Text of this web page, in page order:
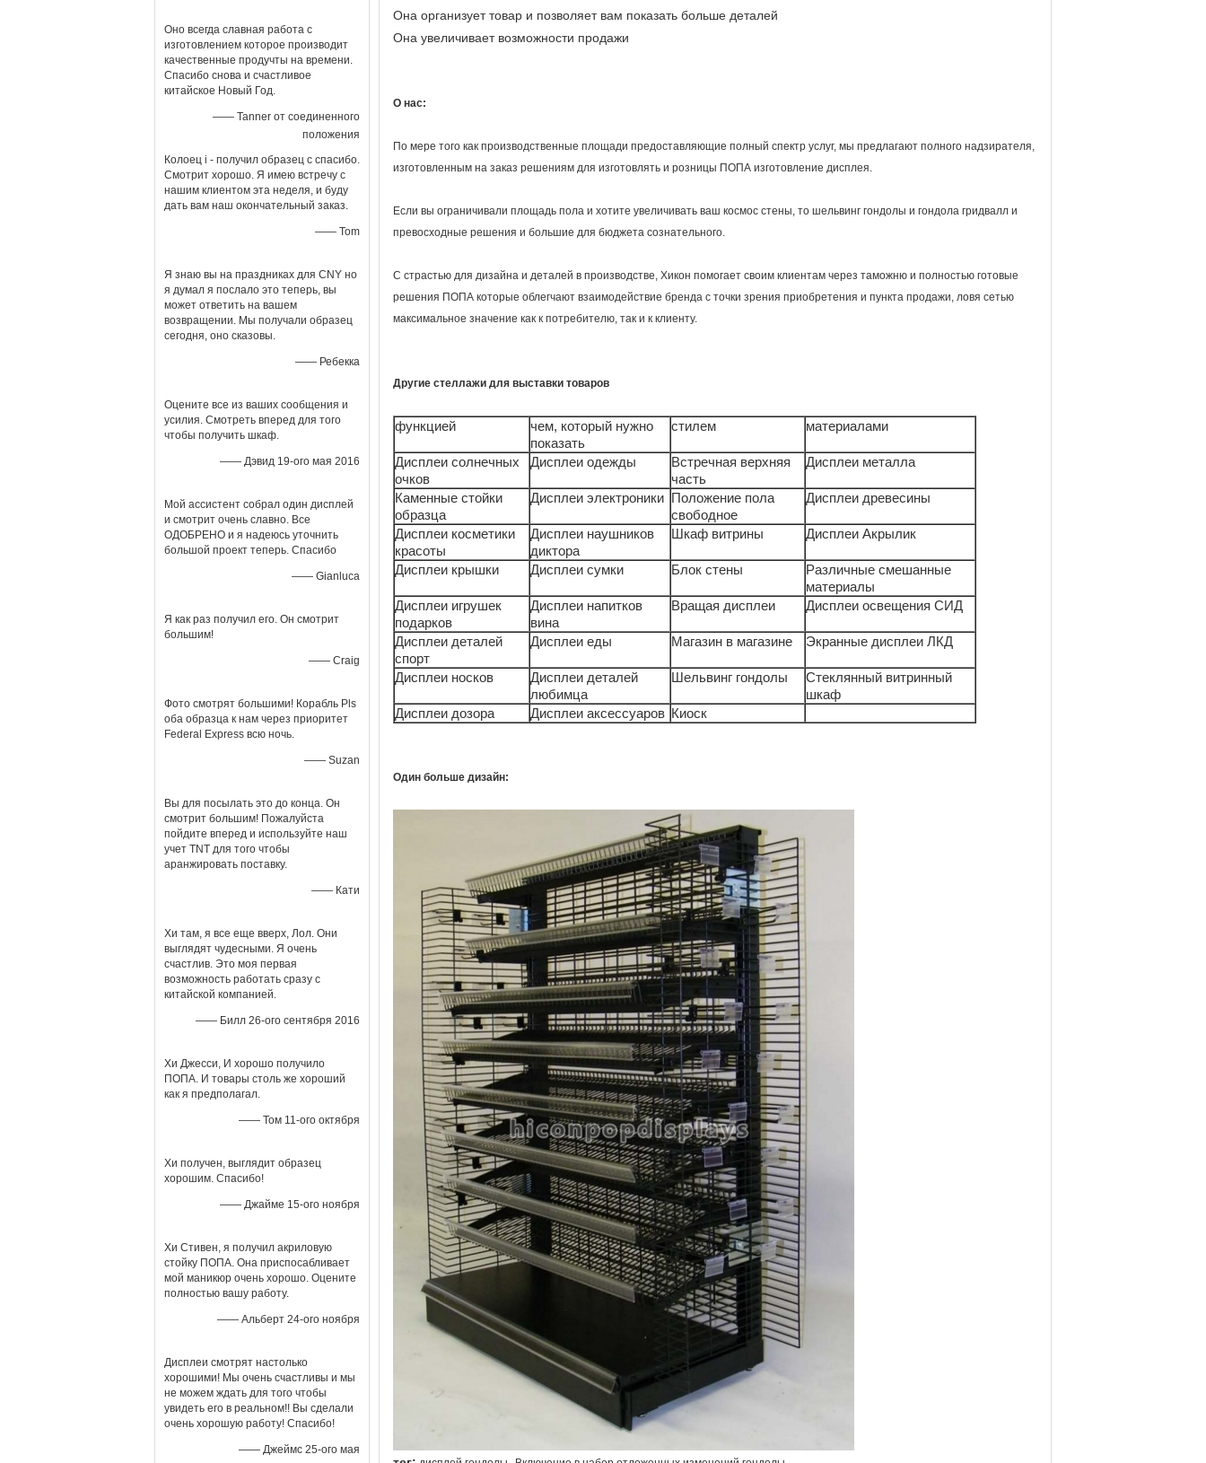
Оно всегда славная работа с
изготовлением которое производит
качественные продучты на времени.
Спасибо снова и счастливое
китайское Новый Год.
—— Tanner от соединенного
положения
Колоец i - получил образец с спасибо.
Смотрит хорошо. Я имею встречу с
нашим клиентом эта неделя, и буду
дать вам наш окончательный заказ.
—— Tom
Я знаю вы на праздниках для CNY но
я думал я послало это теперь, вы
может ответить на вашем
возвращении. Мы получали образец
сегодня, оно сказовы.
—— Ребекка
Оцените все из ваших сообщения и
усилия. Смотреть вперед для того
чтобы получить шкаф.
—— Дэвид 19-ого мая 2016
Мой ассистент собрал один дисплей
и смотрит очень славно. Все
ОДОБРЕНО и я надеюсь уточнить
большой проект теперь. Спасибо
—— Gianluca
Я как раз получил его. Он смотрит
большим!
—— Craig
Фото смотрят большими! Корабль Pls
оба образца к нам через приоритет
Federal Express всю ночь.
—— Suzan
Вы для посылать это до конца. Он
смотрит большим! Пожалуйста
пойдите вперед и используйте наш
учет TNT для того чтобы
аранжировать поставку.
—— Кати
Хи там, я все еще вверх, Лол. Они
выглядят чудесными. Я очень
счастлив. Это моя первая
возможность работать сразу с
китайской компанией.
—— Билл 26-ого сентября 2016
Хи Джесси, И хорошо получило
ПОПА. И товары столь же хороший
как я предполагал.
—— Том 11-ого октября
Хи получен, выглядит образец
хорошим. Спасибо!
—— Джайме 15-ого ноября
Хи Стивен, я получил акриловую
стойку ПОПА. Она приспосабливает
мой маникюр очень хорошо. Оцените
полностью вашу работу.
—— Альберт 24-ого ноября
Дисплеи смотрят настолько
хорошими! Мы очень счастливы и мы
не можем ждать для того чтобы
увидеть его в реальном!! Вы сделали
очень хорошую работу! Спасибо!
—— Джеймс 25-ого мая
Она организует товар и позволяет вам показать больше деталей
Она увеличивает возможности продажи
О нас:
По мере того как производственные площади предоставляющие полный спектр услуг, мы предлагают полного надзирателя,
изготовленным на заказ решениям для изготовлять и розницы ПОПА изготовление дисплея.
Если вы ограничивали площадь пола и хотите увеличивать ваш космос стены, то шельвинг гондолы и гондола гридвалл и
превосходные решения и большие для бюджета сознательного.
С страстью для дизайна и деталей в производстве, Хикон помогает своим клиентам через таможню и полностью готовые
решения ПОПА которые облегчают взаимодействие бренда с точки зрения приобретения и пункта продажи, ловя сетью
максимальное значение как к потребителю, так и к клиенту.
Другие стеллажи для выставки товаров
функцией
чем, который нужно
показать
стилем материалами
Дисплеи солнечных
очков
Дисплеи одежды
Встречная верхняя
часть
Дисплеи металла
Каменные стойки
образца
Дисплеи электроники Положение пола
свободное
Дисплеи древесины
Дисплеи косметики
красоты
Дисплеи наушников
диктора
Шкаф витрины Дисплеи Акрылик
Дисплеи крышки Дисплеи сумки Блок стены
Различные смешанные
материалы
Дисплеи игрушек
подарков
Дисплеи напитков
вина
Вращая дисплеи Дисплеи освещения СИД
Дисплеи деталей
спорт
Дисплеи еды Магазин в магазине Экранные дисплеи ЛКД
Дисплеи носков
Дисплеи деталей
любимца
Шельвинг гондолы
Стеклянный витринный
шкаф
Дисплеи дозора
Дисплеи аксессуаров Киоск
Один больше дизайн: